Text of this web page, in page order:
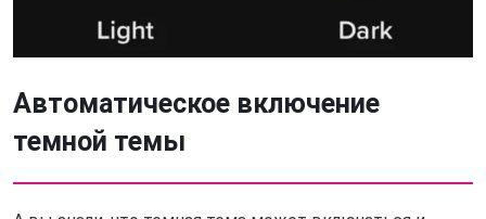
Автоматическое включение
темной темы